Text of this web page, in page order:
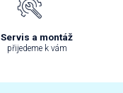
Servis a montáž
přijedeme k vám